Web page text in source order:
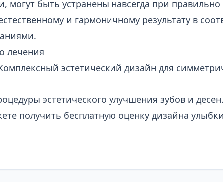
могут быть устранены навсегда при
и гармоничному результату в
лечения
эстетический дизайн для
эстетического улучшения зубов и дёсен.
получить бесплатную оценку дизайна